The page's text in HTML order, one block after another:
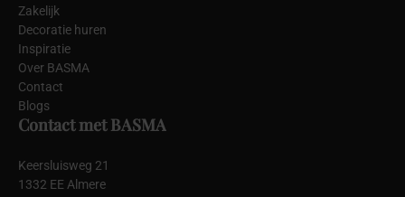
Zakelijk
Decoratie huren
Inspiratie
Over BASMA
Contact
Blogs
Contact met BASMA
Keersluisweg 21
1332 EE Almere